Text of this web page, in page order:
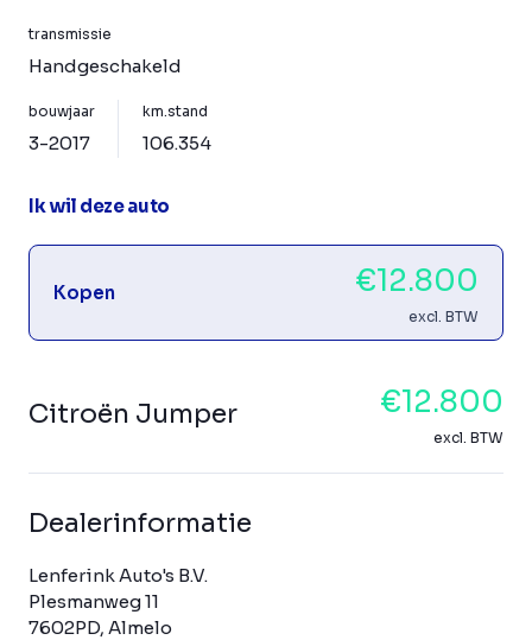
transmissie
Handgeschakeld
bouwjaar
3-2017
km.stand
106.354
Ik wil deze auto
Kopen €12.800
excl. BTW
Citroën Jumper €12.800
excl. BTW
Dealerinformatie
Lenferink Auto's B.V.
Plesmanweg 11
7602PD, Almelo